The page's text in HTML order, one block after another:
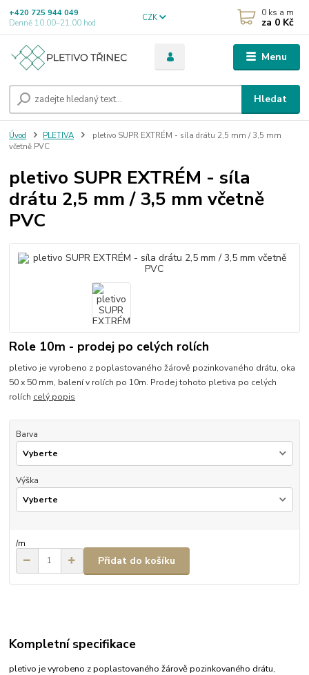
Menu
CZK
Hledat
+420 725 944 049
Denně 10.00–21.00 hod
0 ks a m
za 0 Kč
Úvod PLETIVA
pletivo SUPR EXTRÉM - síla drátu 2,5 mm / 3,5 mm
včetně PVC
pletivo SUPR EXTRÉM - síla
drátu 2,5 mm / 3,5 mm včetně
PVC
Role 10m - prodej po celých rolích
pletivo je vyrobeno z poplastovaného žárově pozinkovaného drátu, oka
50 x 50 mm, balení v rolích po 10m. Prodej tohoto pletiva po celých
rolích celý popis
Barva
Výška
/m
Přidat do košíku
Kompletní specifikace
pletivo je vyrobeno z poplastovaného žárově pozinkovaného drátu,